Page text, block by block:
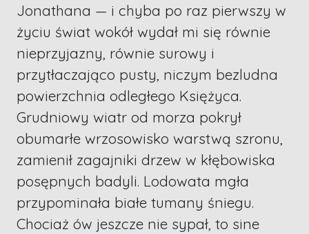
Jonathana — i chyba po raz pierwszy w
życiu świat wokół wydał mi się równie
nieprzyjazny, równie surowy i
przytłaczająco pusty, niczym bezludna
powierzchnia odległego Księżyca.
Grudniowy wiatr od morza pokrył
obumarłe wrzosowisko warstwą szronu,
zamienił zagajniki drzew w kłębowiska
posępnych badyli. Lodowata mgła
przypominała białe tumany śniegu.
Chociaż ów jeszcze nie sypał, to sine